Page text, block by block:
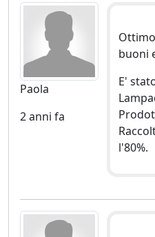
Paola
2 anni fa
buoni
E'
l'80%.